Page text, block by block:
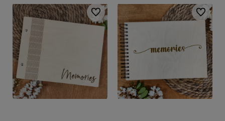
Do ulubionych Do